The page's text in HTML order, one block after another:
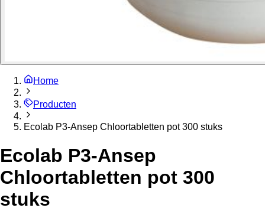
Home
Producten
Ecolab P3-Ansep Chloortabletten pot 300 stuks
Ecolab P3-Ansep
Chloortabletten pot 300
stuks